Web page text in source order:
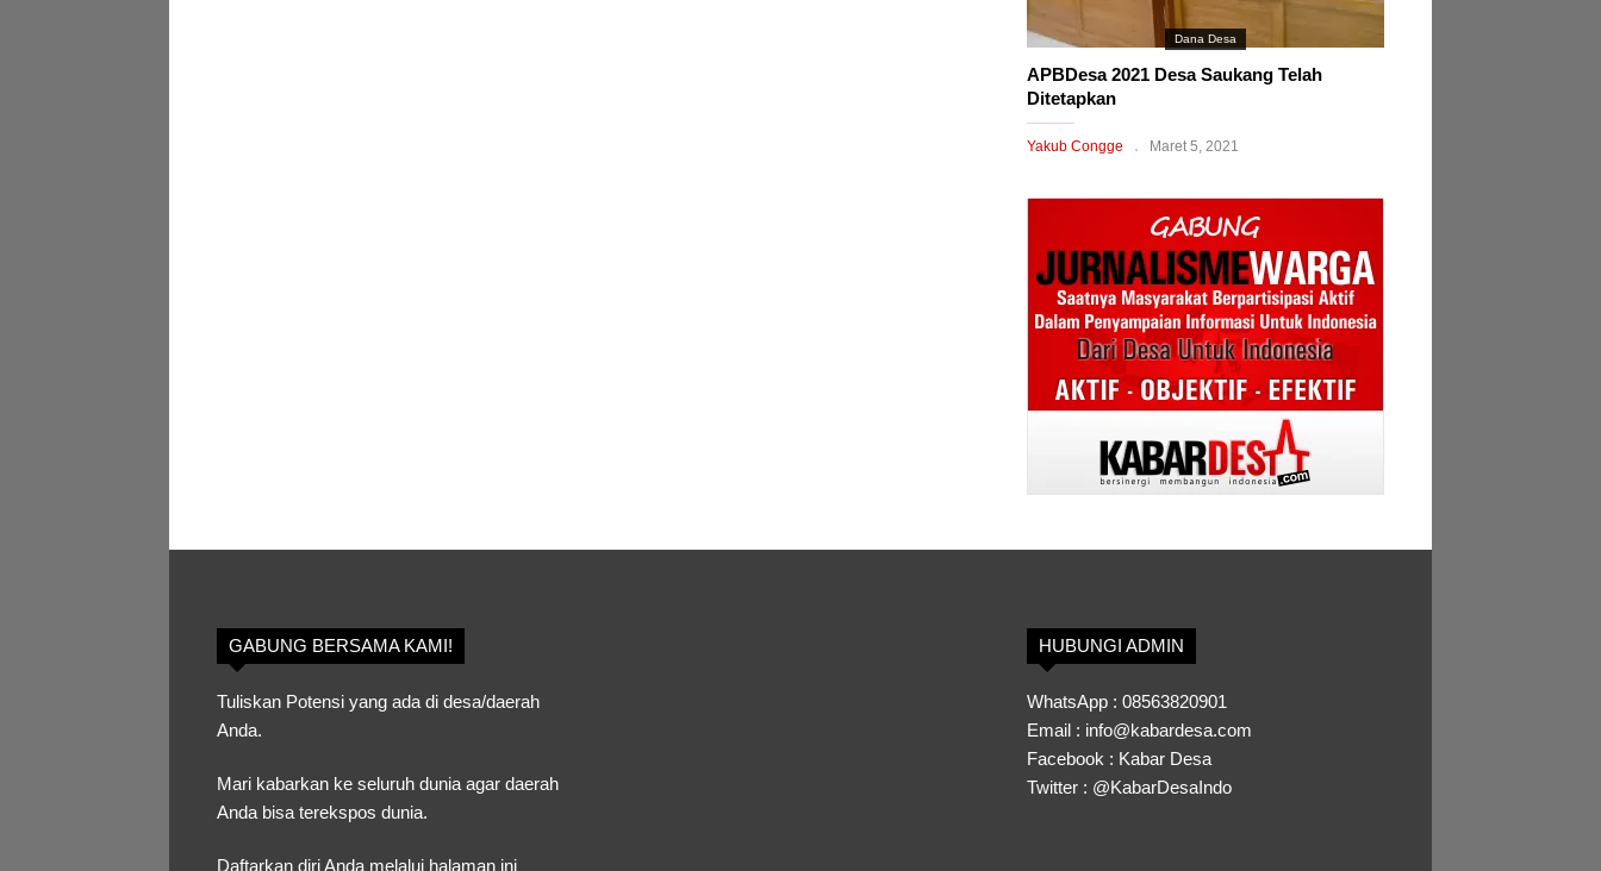
Dana Desa
APBDesa 2021 Desa Saukang Telah
Ditetapkan
Yakub Congge Maret 5, 2021
GABUNG BERSAMA KAMI!
Tuliskan Potensi yang ada di desa/daerah
Anda.
Mari kabarkan ke seluruh dunia agar daerah
Anda bisa terekspos dunia.
Daftarkan diri Anda melalui halaman ini
HUBUNGI ADMIN
WhatsApp : 08563820901
Email : info@kabardesa.com
Facebook : Kabar Desa
Twitter : @KabarDesaIndo